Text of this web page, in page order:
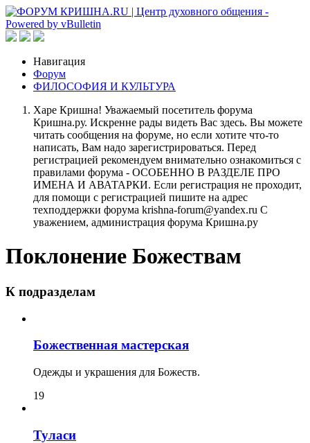
Навигация
Форум
ФИЛОСОФИЯ И КУЛЬТУРА
Харе Кришна! Уважаемый посетитель форума
Кришна.ру. Искренне рады видеть Вас здесь. Вы можете
читать сообщения на форуме, но если хотите что-то
написать, Вам надо зарегистрироваться. Перед
регистрацией рекомендуем внимательно ознакомиться с
правилами форума - ОСОБЕННО В РАЗДЕЛЕ ПРО
ИМЕНА И АВАТАРКИ. Если регистрация не проходит,
для помощи с регистрацией пишите на адрес
техподдержки форума krishna-forum@yandex.ru С
уважением, администрация форума Кришна.ру
Поклонение Божествам
К подразделам
Божественная мастерская
Одежды и украшения для Божеств.
19
Туласи